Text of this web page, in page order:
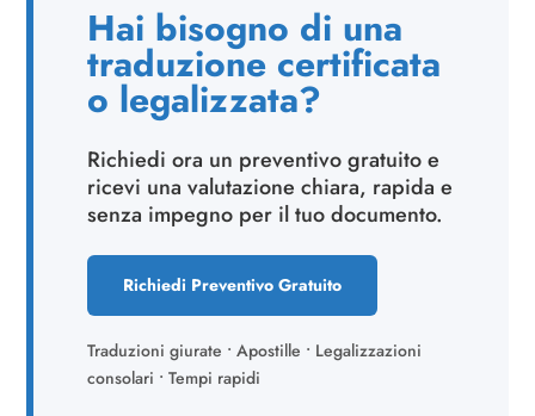
Hai bisogno di una
traduzione certificata
o legalizzata?
Richiedi ora un preventivo gratuito e
ricevi una valutazione chiara, rapida e
senza impegno per il tuo documento.
Richiedi Preventivo Gratuito
Traduzioni giurate • Apostille • Legalizzazioni
consolari • Tempi rapidi